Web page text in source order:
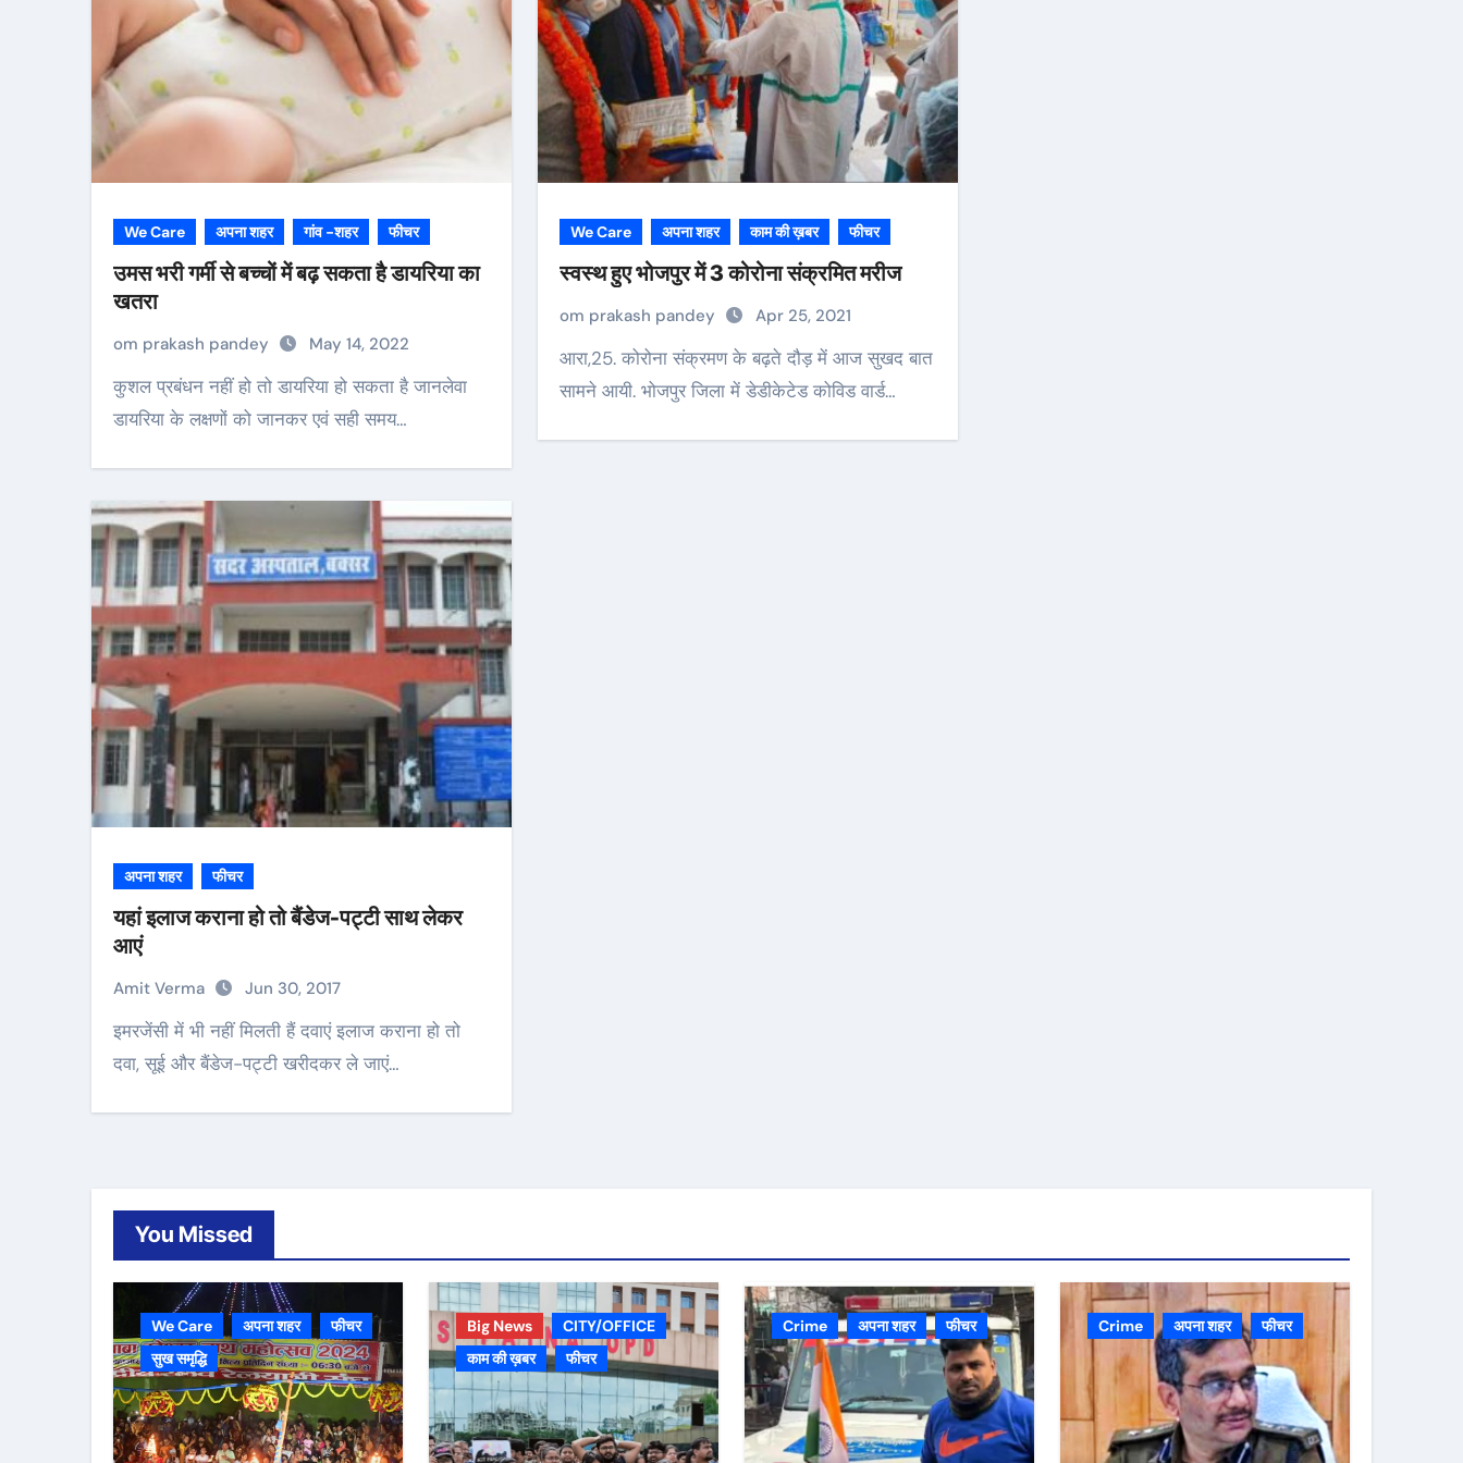
We Care अपना शहर गांव -शहर फीचर
उमस भरी गर्मी से बच्चों में बढ़ सकता है डायरिया का
खतरा
om prakash pandey May 14, 2022
कुशल प्रबंधन नहीं हो तो डायरिया हो सकता है जानलेवा
डायरिया के लक्षणों को जानकर एवं सही समय…
We Care अपना शहर काम की ख़बर फीचर
स्वस्थ हुए भोजपुर में 3 कोरोना संक्रमित मरीज
om prakash pandey Apr 25, 2021
आरा,25. कोरोना संक्रमण के बढ़ते दौड़ में आज सुखद बात
सामने आयी. भोजपुर जिला में डेडीकेटेड कोविड वार्ड…
अपना शहर फीचर
यहां इलाज कराना हो तो बैंडेज-पट्टी साथ लेकर
आएं
Amit Verma Jun 30, 2017
इमरजेंसी में भी नहीं मिलती हैं दवाएं इलाज कराना हो तो
दवा, सूई और बैंडेज-पट्टी खरीदकर ले जाएं…
You Missed
We Care अपना शहर
फीचर
सुख समृद्धि
Big News
CITY/OFFICE
काम की ख़बर
फीचर
Crime अपना शहर फीचर Crime अपना शहर फीचर